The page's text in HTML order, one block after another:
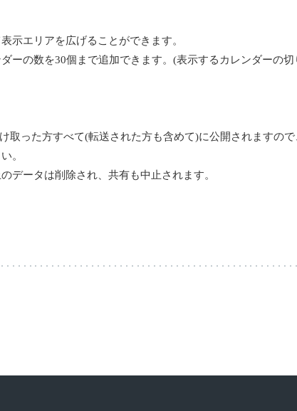
示エリアを広げることができます。
ーの数を30個まで追加できます。(表示するカレンダーの切
取った方すべて(転送された方も含めて)に公開されますので
。
データは削除され、共有も中止されます。